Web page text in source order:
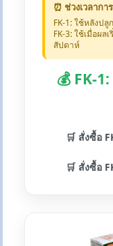
⏰ ช่วงเวลากา
FK-1: ใช้หลังป
FK-3: ใช้เมื่อผล
สัปดาห์
💰 FK-
🛒 สั่งซื้อ
🛒 สั่งซื้อ